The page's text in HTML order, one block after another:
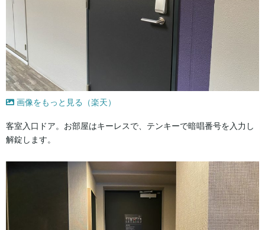
画像をもっと見る（楽天）
客室入口ドア。お部屋はキーレスで、テンキーで暗唱番号を入力し
解錠します。